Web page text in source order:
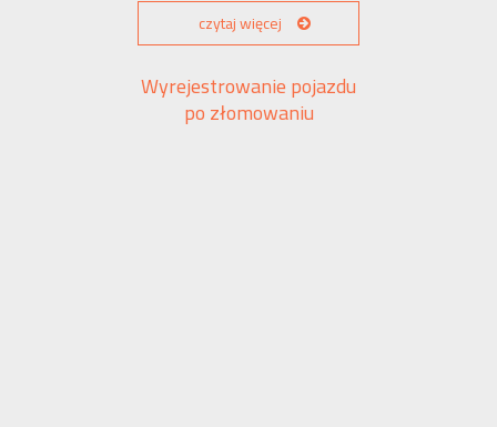
czytaj więcej
Wyrejestrowanie pojazdu
po złomowaniu